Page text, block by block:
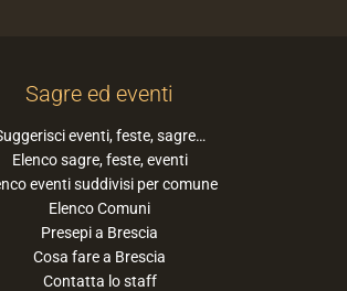
Sagre ed eventi
eventi, feste, sagre…
Elenco sagre, feste, eventi
eventi suddivisi per comune
Elenco Comuni
Presepi a Brescia
Cosa fare a Brescia
Contatta lo staff